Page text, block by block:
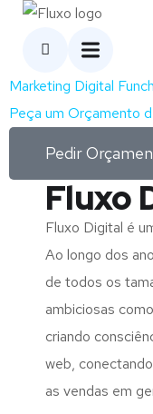
Marketing Digital
Peça um Orçamento
Pedir
Fluxo
Fluxo Digital é
Ao longo dos
de todos os
ambiciosas
criando
web,
as vendas em